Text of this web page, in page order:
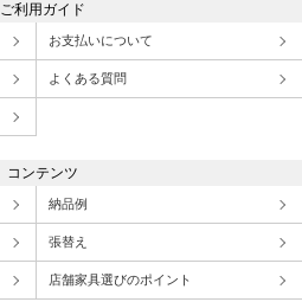
ご利用ガイド
お支払いについて
よくある質問
コンテンツ
納品例
張替え
店舗家具選びのポイント